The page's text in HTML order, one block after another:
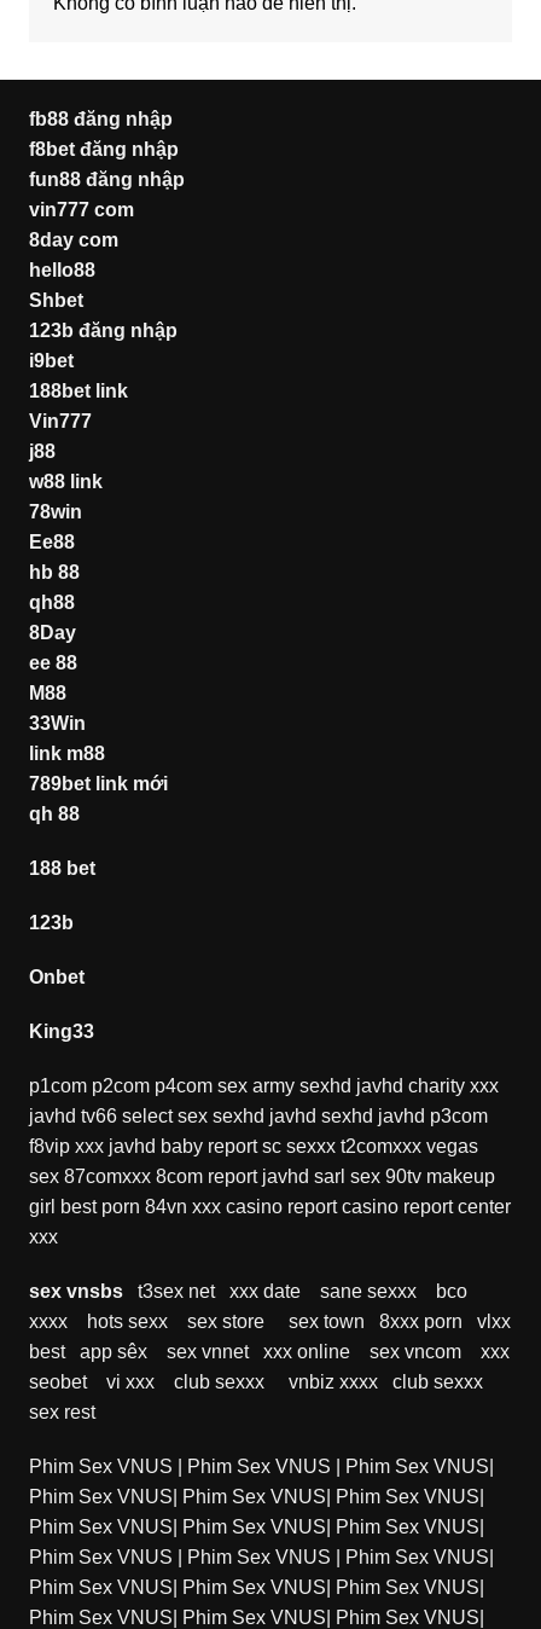
fb88 đăng nhập
f8bet đăng nhập
fun88 đăng nhập
vin777 com
8day com
hello88
Shbet
123b đăng nhập
i9bet
188bet link
Vin777
j88
w88 link
78win
Ee88
hb 88
qh88
8Day
ee 88
M88
33Win
link m88
789bet link mới
qh 88
188 bet
123b
Onbet
King33
p1com p2com p4com sex army sexhd javhd charity xxx
javhd tv66 select sex sexhd javhd sexhd javhd p3com
f8vip xxx javhd baby report sc sexxx t2comxxx vegas
sex 87comxxx 8com report javhd sarl sex 90tv makeup
girl best porn 84vn xxx casino report casino report center
xxx
sex vnsbs t3sex net xxx date sane sexxx
bco
xxxx
hots sexx sex store sex town 8xxx porn
vlxx
best
app sêx sex vnnet xxx online sex vncom
xxx
seobet
vi xxx club sexxx vnbiz xxxx
club sexxx
sex rest
Phim Sex VNUS Phim Sex VNUS Phim Sex VNUS
Phim Sex VNUS
Phim Sex VNUS Phim Sex VNUS
Phim Sex VNUS
Phim Sex VNUS Phim Sex VNUS
Phim Sex VNUS
Phim Sex VNUS Phim Sex VNUS
Phim Sex VNUS
Phim Sex VNUS Phim Sex VNUS
Phim Sex VNUS
Phim Sex VNUS Phim Sex VNUS